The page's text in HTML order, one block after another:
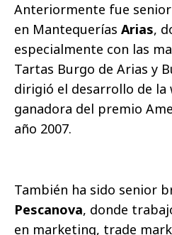
Anteriormente fue
en Mantequerías Arias,
especialmente con las
Tartas Burgo de Arias y
dirigió el desarrollo de la
ganadora del premio
año 2007.
También ha sido senior
Pescanova, donde
en marketing, trade